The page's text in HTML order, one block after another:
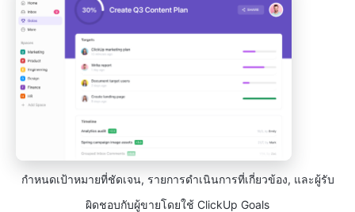
กำหนดเป้าหมายที่ชัดเจน, รายการดำเนินการที่เกี่ยวข้อง, และผู้รับ
ผิดชอบกับผู้ขายโดยใช้ ClickUp Goals